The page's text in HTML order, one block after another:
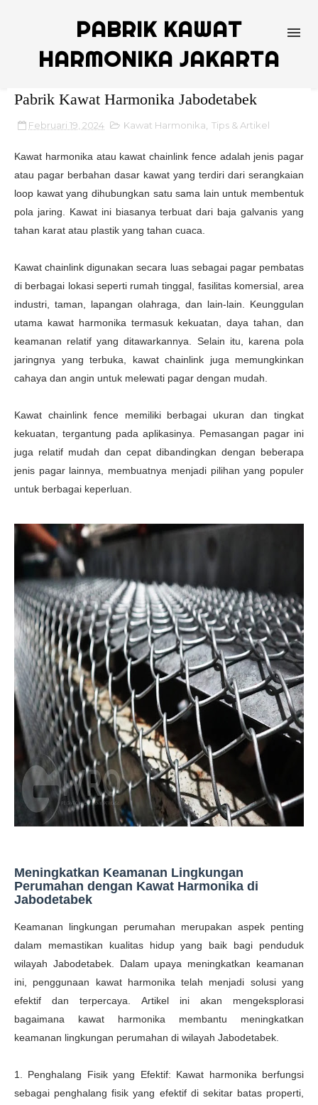
PABRIK KAWAT
HARMONIKA JAKARTA
Pabrik Kawat Harmonika Jabodetabek
Februari 19, 2024 Kawat Harmonika Tips & Artikel
Kawat harmonika atau kawat chainlink fence adalah jenis pagar
atau pagar berbahan dasar kawat yang terdiri dari serangkaian
loop kawat yang dihubungkan satu sama lain untuk membentuk
pola jaring. Kawat ini biasanya terbuat dari baja galvanis yang
tahan karat atau plastik yang tahan cuaca.
Kawat chainlink digunakan secara luas sebagai pagar pembatas
di berbagai lokasi seperti rumah tinggal, fasilitas komersial, area
industri, taman, lapangan olahraga, dan lain-lain. Keunggulan
utama kawat harmonika termasuk kekuatan, daya tahan, dan
keamanan relatif yang ditawarkannya. Selain itu, karena pola
jaringnya yang terbuka, kawat chainlink juga memungkinkan
cahaya dan angin untuk melewati pagar dengan mudah.
Kawat chainlink fence memiliki berbagai ukuran dan tingkat
kekuatan, tergantung pada aplikasinya. Pemasangan pagar ini
juga relatif mudah dan cepat dibandingkan dengan beberapa
jenis pagar lainnya, membuatnya menjadi pilihan yang populer
untuk berbagai keperluan.
Meningkatkan Keamanan Lingkungan
Perumahan dengan Kawat Harmonika di
Jabodetabek
Keamanan lingkungan perumahan merupakan aspek penting
dalam memastikan kualitas hidup yang baik bagi penduduk
wilayah Jabodetabek. Dalam upaya meningkatkan keamanan
ini, penggunaan kawat harmonika telah menjadi solusi yang
efektif dan terpercaya. Artikel ini akan mengeksplorasi
bagaimana kawat harmonika membantu meningkatkan
keamanan lingkungan perumahan di wilayah Jabodetabek.
1. Penghalang Fisik yang Efektif: Kawat harmonika berfungsi
sebagai penghalang fisik yang efektif di sekitar batas properti,